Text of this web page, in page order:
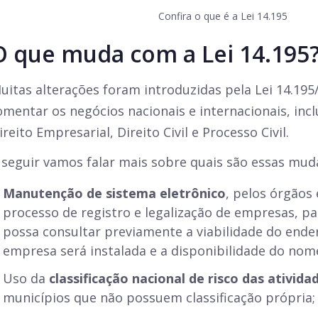
Confira o que é a Lei 14.195
que muda com a Lei
alterações foram introduzidas pela Lei
os negócios nacionais e internacionais,
Empresarial, Direito Civil e Processo Civil.
vamos falar mais sobre quais são essas
Manutenção de sistema eletrônico, pelos órgãos
processo de registro e legalização de empresas,
possa consultar previamente a viabilidade do
empresa será instalada e a disponibilidade do
Uso da classificação nacional de risco das
municípios que não possuem classificação própria;